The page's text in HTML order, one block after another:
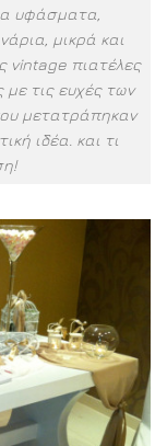
υφάσματα,
μικρά και
vintage πιατέλες
με τις ευχές των
μετατράπηκαν
ιδέα. και τι